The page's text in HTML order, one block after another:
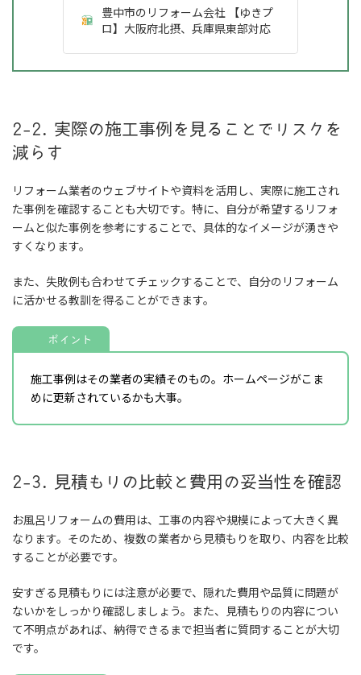
豊中市のリフォーム会社 【ゆきプ
ロ】大阪府北摂、兵庫県東部対応
2-2. 実際の施工事例を見ることでリスクを
減らす
リフォーム業者のウェブサイトや資料を活用し、実際に施工され
た事例を確認することも大切です。特に、自分が希望するリフォ
ームと似た事例を参考にすることで、具体的なイメージが湧きや
すくなります。
また、失敗例も合わせてチェックすることで、自分のリフォーム
に活かせる教訓を得ることができます。
ポイント
施工事例はその業者の実績そのもの。ホームページがこま
めに更新されているかも大事。
2-3. 見積もりの比較と費用の妥当性を確認
お風呂リフォームの費用は、工事の内容や規模によって大きく異
なります。そのため、複数の業者から見積もりを取り、内容を比較
することが必要です。
安すぎる見積もりには注意が必要で、隠れた費用や品質に問題が
ないかをしっかり確認しましょう。また、見積もりの内容につい
て不明点があれば、納得できるまで担当者に質問することが大切
です。